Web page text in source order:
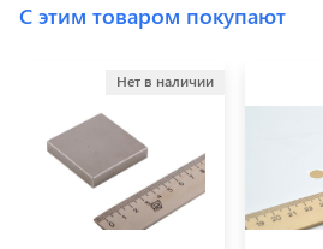
С этим товаром покупают
Нет в наличии